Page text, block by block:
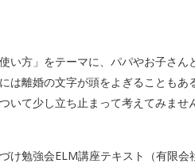
い方」をテーマに、パパやお子さ
は離婚の文字が頭をよぎることも
いて少し立ち止まって考えてみま
づけ勉強会ELM講座テキスト（有限